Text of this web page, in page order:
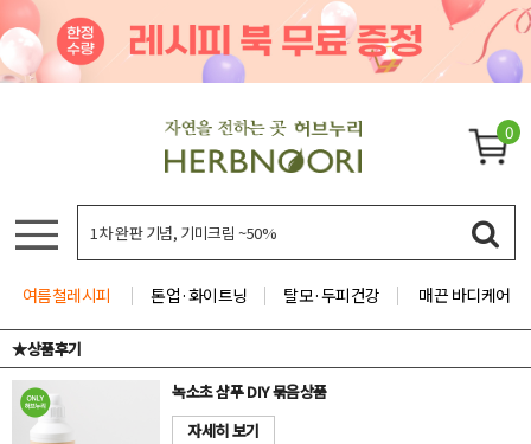
0
여름철레시피 톤업·화이트닝 탈모·두피건강 매끈 바디케어
★상품후기
녹소초 샴푸 DIY 묶음상품
자세히 보기